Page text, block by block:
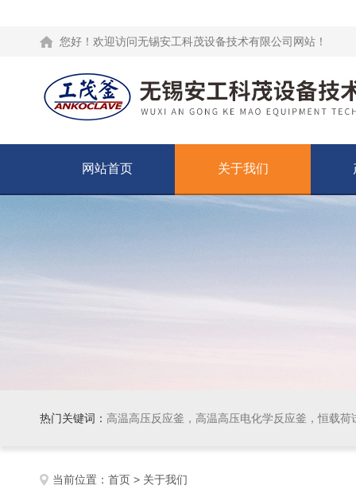
您好！欢迎访问无锡安工科茂设备技术有限公司网站！
网站首页 关于我们
热门关键词： 高温高压反应釜，高温高压电化学反应釜，恒载
当前位置： 首页 > 关于我们